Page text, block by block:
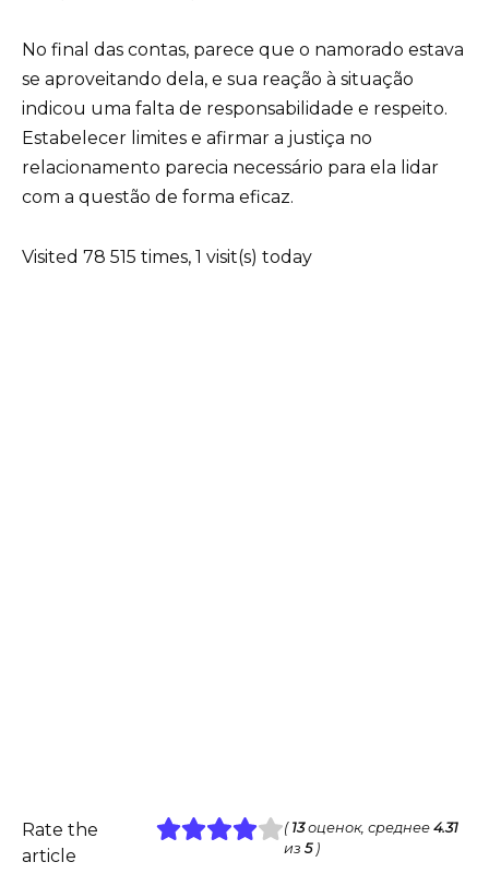
No final das contas, parece que o namorado estava
se aproveitando dela, e sua reação à situação
indicou uma falta de responsabilidade e respeito.
Estabelecer limites e afirmar a justiça no
relacionamento parecia necessário para ela lidar
com a questão de forma eficaz.
Visited 78 515 times, 1 visit(s) today
Rate the
article
( 13оценок, среднее 4.31
из 5)